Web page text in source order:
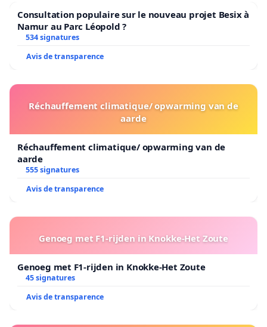
Consultation populaire sur le nouveau projet Besix à
Namur au Parc Léopold ?
534 signatures
Avis de transparence
Réchauffement climatique/ opwarming van de
aarde
Réchauffement climatique/ opwarming van de
aarde
555 signatures
Avis de transparence
Genoeg met F1-rijden in Knokke-Het Zoute
Genoeg met F1-rijden in Knokke-Het Zoute
45 signatures
Avis de transparence